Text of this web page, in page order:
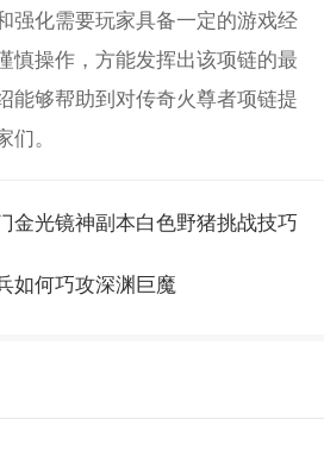
强化需要玩家具备一定的游戏经
慎操作，方能发挥出该项链的最
能够帮助到对传奇火尊者项链提
们。
金光镜神副本白色野猪挑战技巧
如何巧攻深渊巨魔